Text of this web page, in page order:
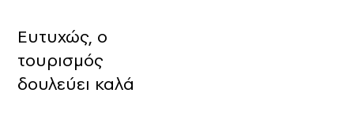
Ευτυχώς, ο
τουρισμός
δουλεύει καλά